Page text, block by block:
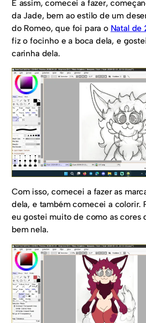
E assim, comecei a fazer,
da Jade, bem ao estilo de um
do Romeo, que foi para o Natal de
fiz o focinho e a boca dela, e
carinha dela.
Com isso, comecei a fazer as
dela, e também comecei a colorir.
eu gostei muito de como as cores
bem nela.